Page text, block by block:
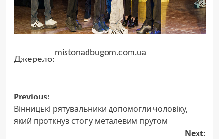
Джерело:
mistonadbugom.com.ua
Post
navigation
Previous:
Вінницькі рятувальники допомогли чоловіку,
який проткнув стопу металевим прутом
Next: